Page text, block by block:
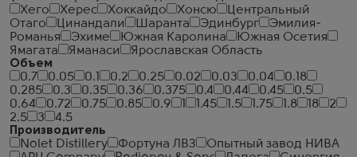
Хего
Херес Хоккайдо Хонсю
Центральный
Отаго
Цинандали Шаранта Эдинбург
Эмилия-
Романья
Эхиме Южная Каролина
Южная Осетия
Ямагата
Яманаси
Ярославская Область
Объем
0.7
0.05 0.1 0.2 0.25 0.02 0.03 0.04
0.18
0.285
0.3 0.35 0.36 0.375 0.4 0.44 0.45
0.5
0.64
0.72 0.75 0.85 0.9 1.45 1.5 1.75 1.8 18
2
2.5
3
4.5
Производитель
Nolet Distillery
Фортуна ЛВЗ
Опытный завод НИВА